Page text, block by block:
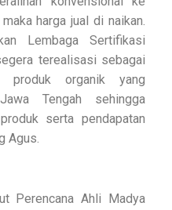
harga jual di naikan.
Lembaga Sertifikasi
terealisasi sebagai
produk organik yang
Tengah sehingga
serta pendapatan
Agus.
Perencana Ahli Madya